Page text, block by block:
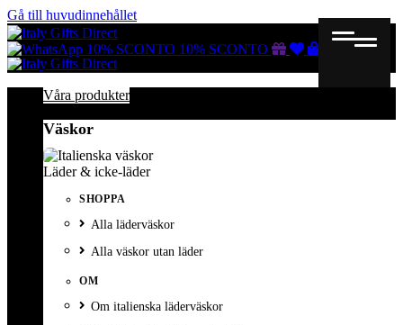
Gå till huvudinnehållet
10% SCONTO 10% SCONTO Gutscheine
Wunschliste
Warenkorb
Våra produkter
Väskor
Läder & icke-läder
SHOPPA
Alla läderväskor
Alla väskor utan läder
OM
Om italienska läderväskor